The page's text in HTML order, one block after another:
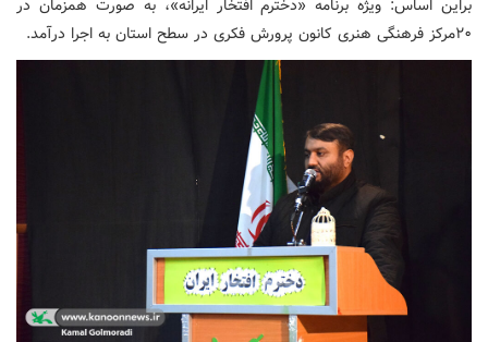
براین اساس: ویژه برنامه «دخترم افتخار ایرانه»، به صورت همزمان در
۲۰مرکز فرهنگی هنری کانون پرورش فکری در سطح استان به اجرا درآمد.